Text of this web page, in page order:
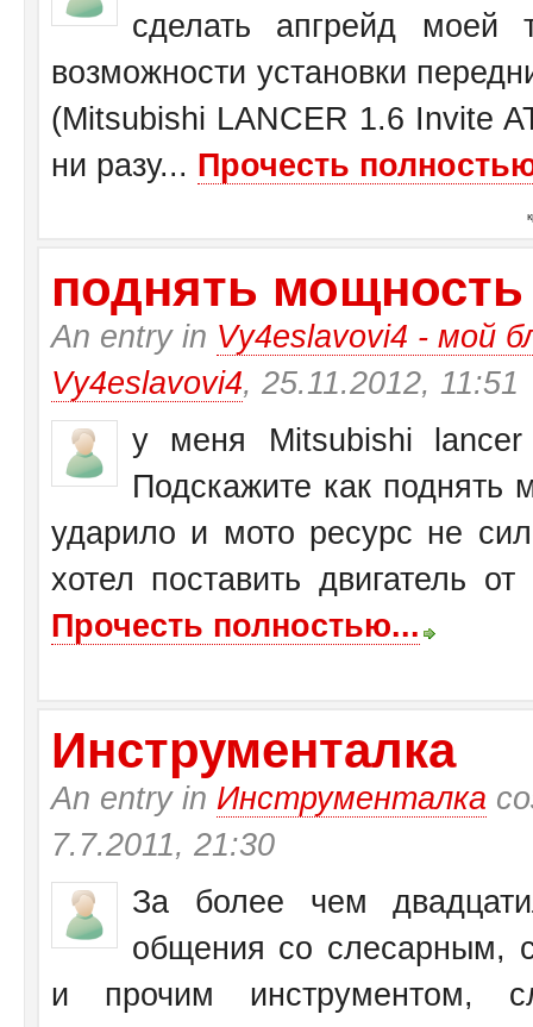
сделать апгрейд моей
возможности установки
(Mitsubishi LANCER 1.6 Invite
ни разу... Прочесть
поднять
An entry in Vy4eslavovi4 - мой
Vy4eslavovi4, 25.11.2012, 11:51
у меня Mitsubishi
Подскажите как поднять
ударило и мото ресурс не
хотел поставить двигатель
Прочесть полностью...
Инструменталка
An entry in Инструменталка
7.7.2011, 21:30
За более чем
общения со слесарным,
и прочим инструментом,